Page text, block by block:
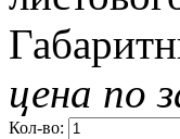
цена по
Кол-во: